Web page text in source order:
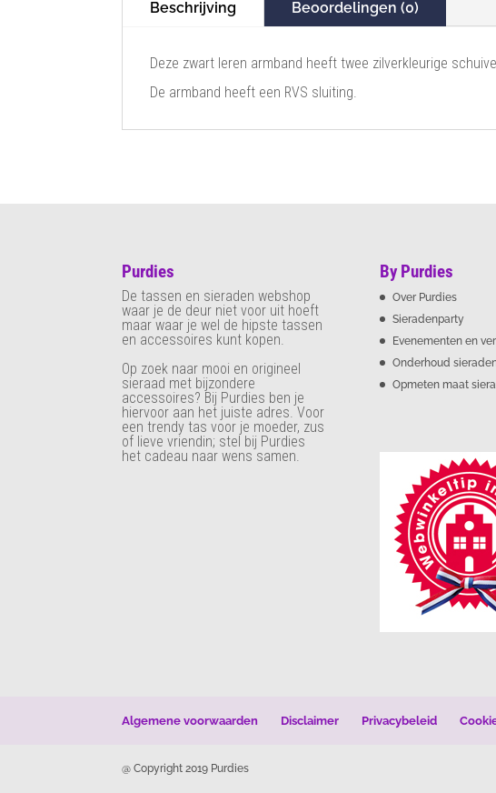
Beschrijving Beoordelingen (0)
Deze zwart leren armband heeft twee zilverkleurige
De armband heeft een RVS sluiting.
Purdies
De tassen en sieraden webshop
waar je de deur niet voor uit hoeft
maar waar je wel de hipste tassen
en accessoires kunt kopen.
Op zoek naar mooi en origineel
sieraad met bijzondere
accessoires? Bij Purdies ben je
hiervoor aan het juiste adres. Voor
een trendy tas voor je moeder, zus
of lieve vriendin; stel bij Purdies
het cadeau naar wens samen.
By Purdies
Over Purdies
Sieradenparty
Evenementen en
Onderhoud
Opmeten maat
Algemene voorwaarden Disclaimer Privacybeleid
@ Copyright 2019 Purdies